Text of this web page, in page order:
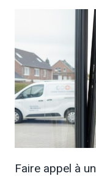
Faire appel à un